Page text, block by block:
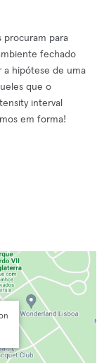
procuram para
fechado
a hipótese de uma
que o
interval
em forma!